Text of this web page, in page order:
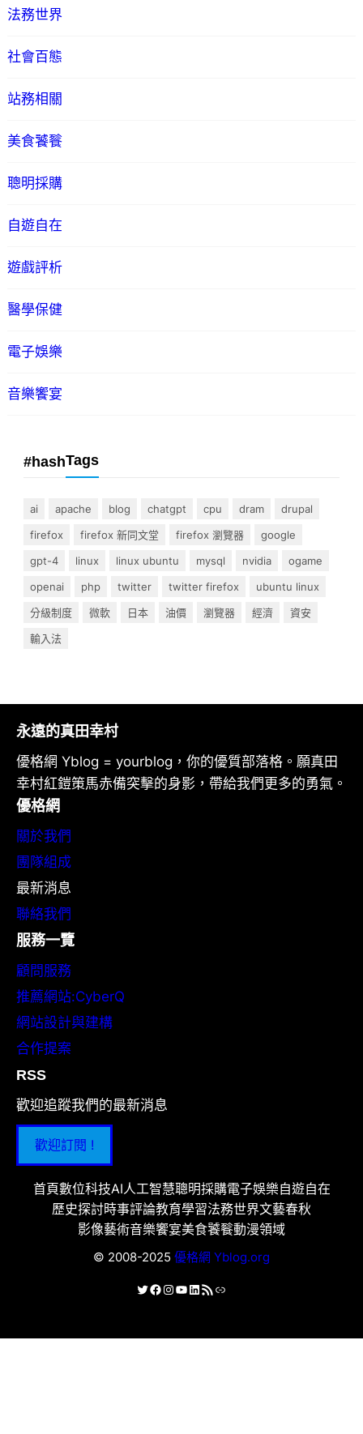
法務世界
社會百態
站務相關
美食饕餮
聰明採購
自遊自在
遊戲評析
醫學保健
電子娛樂
音樂饗宴
#hashTags
ai apache blog chatgpt cpu dram
drupal
firefox
firefox 新同文堂 firefox 瀏覽器
google
gpt-4
linux linux ubuntu mysql nvidia
ogame
openai
php twitter twitter firefox
ubuntu linux
分級制度
微軟 日本 油價 瀏覽器 經濟
資安
輸入法
永遠的真田幸村
優格網 Yblog = yourblog，你的優質部落格。願真田
幸村紅鎧策馬赤備突擊的身影，帶給我們更多的勇氣。
優格網
關於我們
團隊組成
最新消息
聯絡我們
服務一覽
顧問服務
推薦網站:CyberQ
網站設計與建構
合作提案
RSS
歡迎追蹤我們的最新消息
歡迎訂閱 !
首頁數位科技AI人工智慧聰明採購電子娛樂自遊自在
歷史探討時事評論教育學習法務世界文藝春秋
影像藝術音樂饗宴美食饕餮動漫領域
© 2008-2025 優格網 Yblog.org
X Facebook
Instagram
YouTube
LinkedIn
RSS 資訊提供連結